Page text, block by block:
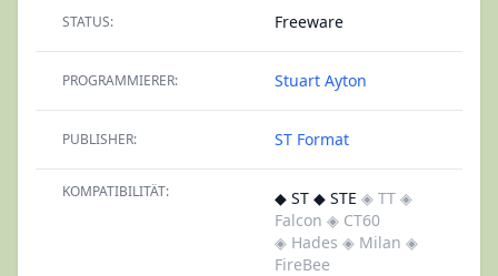
STATUS: Freeware
PROGRAMMIERER: Stuart Ayton
PUBLISHER: ST Format
KOMPATIBILITÄT: ◆ ST ◆ STE ◈ TT ◈
Falcon ◈ CT60
◈ Hades ◈ Milan ◈
FireBee